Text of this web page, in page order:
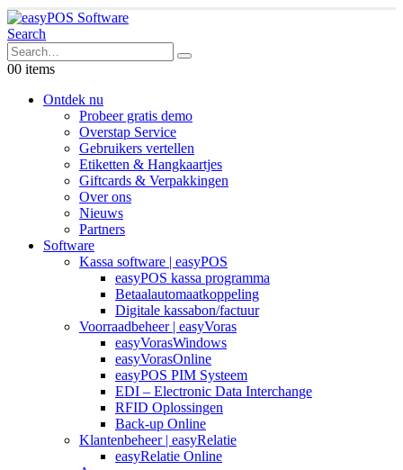
Search
00 items
Ontdek nu
Probeer gratis demo
Overstap Service
Gebruikers vertellen
Etiketten & Hangkaartjes
Giftcards & Verpakkingen
Over ons
Nieuws
Partners
Software
Kassa software | easyPOS
easyPOS kassa programma
Betaalautomaatkoppeling
Digitale kassabon/factuur
Voorraadbeheer | easyVoras
easyVorasWindows
easyVorasOnline
easyPOS PIM Systeem
EDI – Electronic Data Interchange
RFID Oplossingen
Back-up Online
Klantenbeheer | easyRelatie
easyRelatie Online